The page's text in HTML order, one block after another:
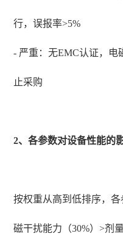
行，误报率>5%
- 严重：无EMC认证，电
止采购
2、各参数对设备性能的
按权重从高到低排序，
磁干扰能力（30%）>剂